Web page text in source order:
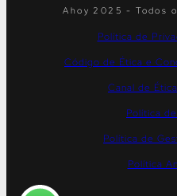
Ahoy 2025 - Todos
Política de
Código de Ética e
Canal de
Política
Política de
Política